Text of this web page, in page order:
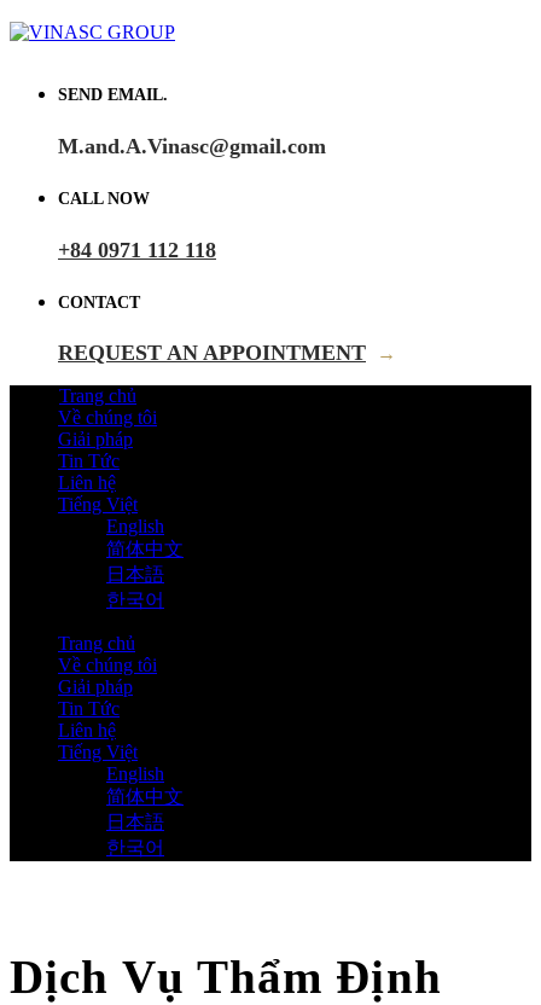
SEND EMAIL.
M.and.A.Vinasc@gmail.com
CALL NOW
+84 0971 112 118
CONTACT
REQUEST AN APPOINTMENT →
Trang chủ
Về chúng tôi
Giải pháp
Tin Tức
Liên hệ
Tiếng Việt
English
简体中文
日本語
한국어
Trang chủ
Về chúng tôi
Giải pháp
Tin Tức
Liên hệ
Tiếng Việt
English
简体中文
日本語
한국어
Dịch Vụ Thẩm Định